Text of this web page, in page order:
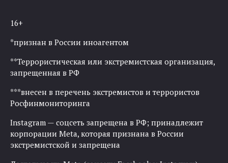
16+
*признан в России иноагентом
**Террористическая или экстремистская организация,
запрещенная в РФ
***внесен в перечень экстремистов и террористов
Росфинмониторинга
Instagram — соцсеть запрещена в РФ; принадлежит
корпорации Meta, которая признана в России
экстремистской и запрещена